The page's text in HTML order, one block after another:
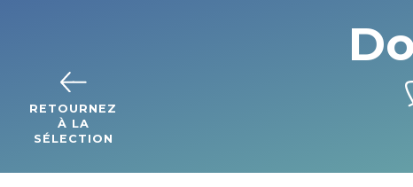
RETOURNEZ
À LA
SÉLECTION